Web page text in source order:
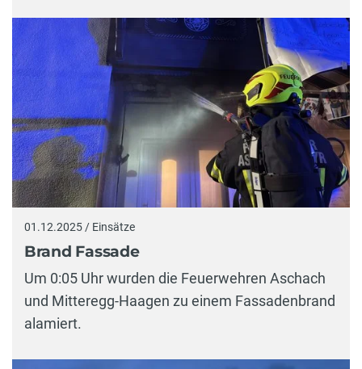
01.12.2025 / Einsätze
Brand Fassade
Um 0:05 Uhr wurden die Feuerwehren Aschach
und Mitteregg-Haagen zu einem Fassadenbrand
alamiert.